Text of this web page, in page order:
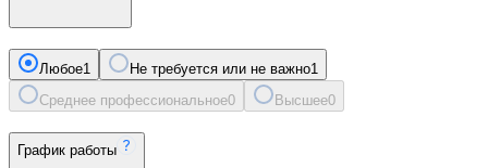
Любое1 Не требуется или не важно1
Среднее профессиональное0 Высшее0
График работы